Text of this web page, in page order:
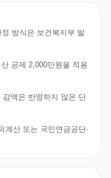
방식은 보건복지부 발
공제 2,000만원을 적용
액은 반영하지 않은 단
계산 또는 국민연금공단·